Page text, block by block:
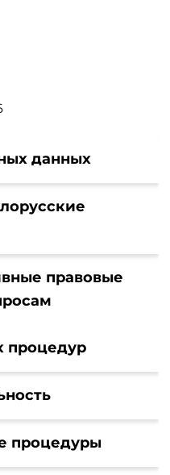
данных
правовые
процедур
процедуры